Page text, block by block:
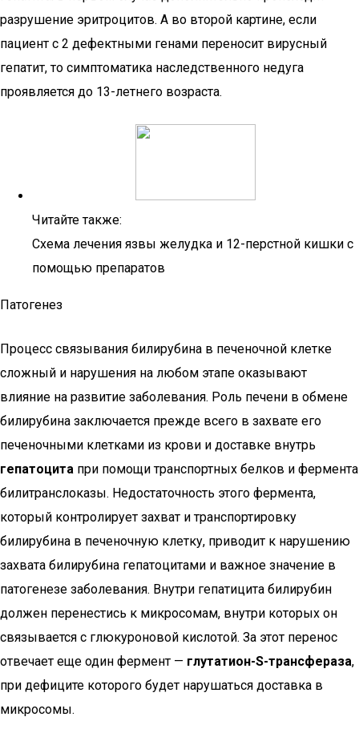
разрушение эритроцитов. А во второй картине, если
пациент с 2 дефектными генами переносит вирусный
гепатит, то симптоматика наследственного недуга
проявляется до 13-летнего возраста.
Читайте также:
Схема лечения язвы желудка и 12-перстной кишки с
помощью препаратов
Патогенез
Процесс связывания билирубина в печеночной клетке
сложный и нарушения на любом этапе оказывают
влияние на развитие заболевания. Роль печени в обмене
билирубина заключается прежде всего в захвате его
печеночными клетками из крови и доставке внутрь
гепатоцита при помощи транспортных белков и фермента
билитранслоказы. Недостаточность этого фермента,
который контролирует захват и транспортировку
билирубина в печеночную клетку, приводит к нарушению
захвата билирубина гепатоцитами и важное значение в
патогенезе заболевания. Внутри гепатицита билирубин
должен перенестись к микросомам, внутри которых он
связывается с глюкуроновой кислотой. За этот перенос
отвечает еще один фермент — глутатион-S-трансфераза,
при дефиците которого будет нарушаться доставка в
микросомы.